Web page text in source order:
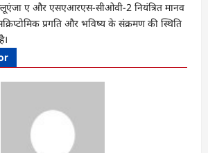
ए और एसएआरएस-सीओवी-2 नियंत्रित मानव
प्रगति और भविष्य के संक्रमण की स्थिति